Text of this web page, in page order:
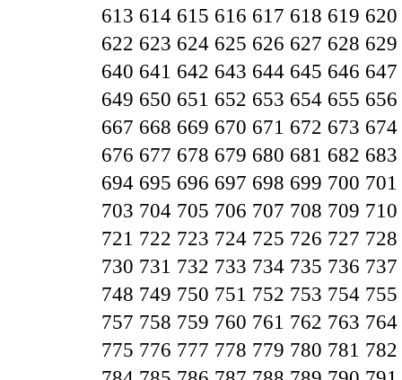
613 614 615 616 617 618 619 620
622 623 624 625 626 627 628 629
640 641 642 643 644 645 646 647
649 650 651 652 653 654 655 656
667 668 669 670 671 672 673 674
676 677 678 679 680 681 682 683
694 695 696 697 698 699 700 701
703 704 705 706 707 708 709 710
721 722 723 724 725 726 727 728
730 731 732 733 734 735 736 737
748 749 750 751 752 753 754 755
757 758 759 760 761 762 763 764
775 776 777 778 779 780 781 782